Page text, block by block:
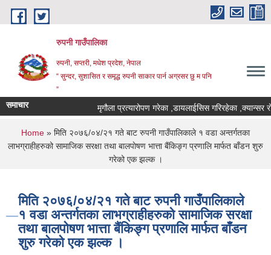
Skip to main content
रुपनी गाउँपालिका
रुपनी, सप्तरी, मधेश प्रदेश, नेपाल
“ सुन्दर, सुशासित र समृद्ध रुपनी साकार पार्न अग्रसर छु म पनि
”
समाचार मृगौला प्रत्यारोपण गरेका ,डायलाईसिस गरिरहेका ,क्यान्सर
You are here
Home » मिति २०७६/०४/२१ गते बाट रुपनी गाउँपालिकाले १ वडा अन्तर्गतका
लाभग्राहीहरुको सामाजिक सरक्षा तथा बालपाेषण भात्ता बैंकिङ्ग प्रणालि मार्फत बाँडन शुरु
गरेको एक झल्क ।
मिति २०७६/०४/२१ गते बाट रुपनी गाउँपालिकाले
१ वडा अन्तर्गतका लाभग्राहीहरुको सामाजिक सरक्षा
तथा बालपाेषण भात्ता बैंकिङ्ग प्रणालि मार्फत बाँडन
शुरु गरेको एक झल्क ।